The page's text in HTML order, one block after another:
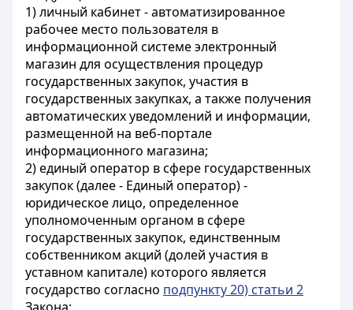
1) личный кабинет - автоматизированное
рабочее место пользователя в
информационной системе электронный
магазин для осуществления процедур
государственных закупок, участия в
государственных закупках, а также получения
автоматических уведомлений и информации,
размещенной на веб-портале
информационного магазина;
2) единый оператор в сфере государственных
закупок (далее - Единый оператор) -
юридическое лицо, определенное
уполномоченным органом в сфере
государственных закупок, единственным
собственником акций (долей участия в
уставном капитале) которого является
государство согласно подпункту 20) статьи 2